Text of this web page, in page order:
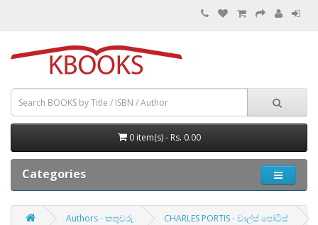
0 item(s) - Rs. 0.00
Categories
Authors - කතුවරු CHARLES PORTIS - චාල්ස් පෝටිස්